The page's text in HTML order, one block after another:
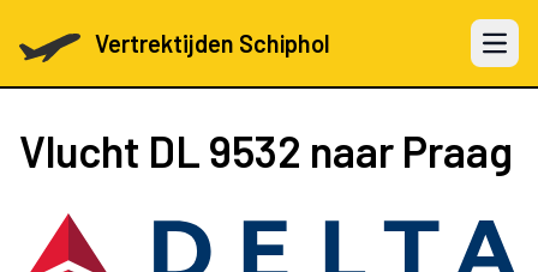
Vertrektijden Schiphol Open
Vlucht DL 9532 naar Praag